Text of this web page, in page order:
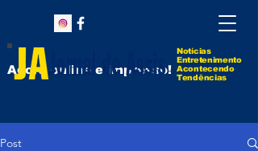
Notícias
Entretenimento
Acontecendo
Tendências
Agora online e impresso!
Post